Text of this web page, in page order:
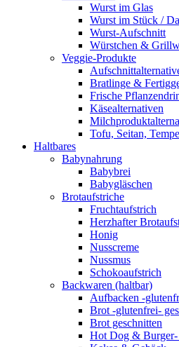
Wurst im Glas
Wurst im Stück /
Wurst-Aufschnitt
Würstchen &
Veggie-Produkte
Bratlinge &
Frische
Käsealternativen
Tofu, Seitan,
Haltbares
Babynahrung
Babybrei
Babygläschen
Brotaufstriche
Fruchtaufstrich
Herzhafter
Honig
Nusscreme
Nussmus
Schokoaufstrich
Backwaren (haltbar)
Aufbacken -
Brot -glutenfrei-
Brot geschnitten
Hot Dog & Burger-